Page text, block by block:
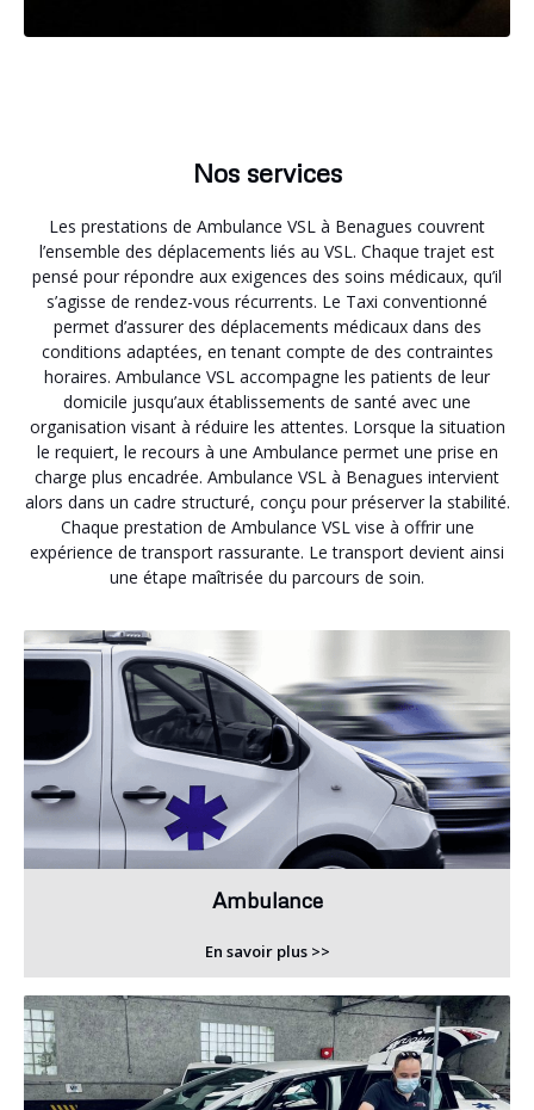
Nos services
Les prestations de Ambulance VSL à Benagues couvrent
l’ensemble des déplacements liés au VSL. Chaque trajet est
pensé pour répondre aux exigences des soins médicaux, qu’il
s’agisse de rendez-vous récurrents. Le Taxi conventionné
permet d’assurer des déplacements médicaux dans des
conditions adaptées, en tenant compte de des contraintes
horaires. Ambulance VSL accompagne les patients de leur
domicile jusqu’aux établissements de santé avec une
organisation visant à réduire les attentes. Lorsque la situation
le requiert, le recours à une Ambulance permet une prise en
charge plus encadrée. Ambulance VSL à Benagues intervient
alors dans un cadre structuré, conçu pour préserver la stabilité.
Chaque prestation de Ambulance VSL vise à offrir une
expérience de transport rassurante. Le transport devient ainsi
une étape maîtrisée du parcours de soin.
Ambulance
En savoir plus >>